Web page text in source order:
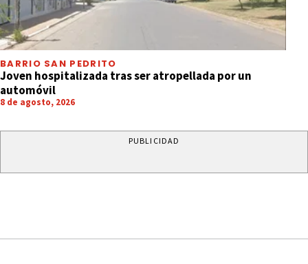
BARRIO SAN PEDRITO
Joven hospitalizada tras ser atropellada por un
automóvil
8 de agosto, 2026
PUBLICIDAD